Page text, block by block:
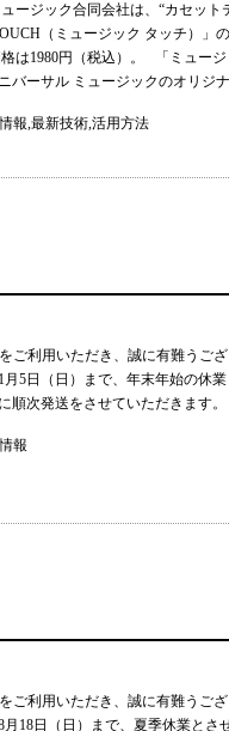
ージック合同会社は、“カセッ
（ミュージック タッチ）」
は1980円（税込）。 「ミュー
バーサル ミュージックのオリジ
報,最新技術,活用方法
をご利用いただき、誠に有難う
1月5日（日）まで、年末年始の
順次発送をさせていただきま
報
をご利用いただき、誠に有難う
8月18日（日）まで、夏季休業と